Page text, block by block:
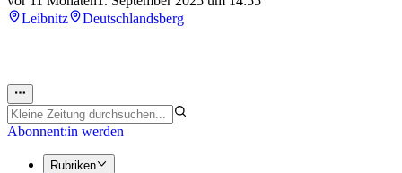
Leibnitz
Deutschlandsberg
Abonnent:in werden
Rubriken